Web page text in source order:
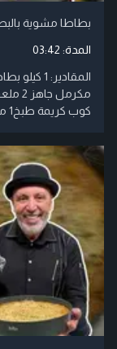
بطاطا مشوية
المدة: 03:42
كوب كريمة طبخ1 ملعقة صغيرة خردل ....